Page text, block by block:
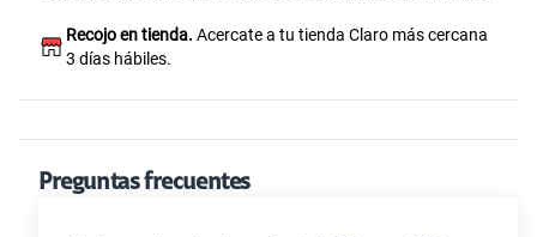
Recojo en tienda. Acercate a tu tienda Claro más cercana
3 días hábiles.
Preguntas frecuentes